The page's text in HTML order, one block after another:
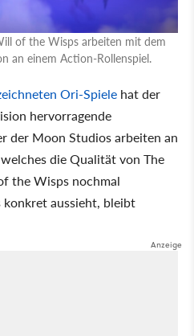
of the Wisps arbeiten mit dem
an einem Action-Rollenspiel.
Ori-Spiele hat der
hervorragende
der Moon Studios arbeiten an
die Qualität von The
the Wisps nochmal
aussieht, bleibt